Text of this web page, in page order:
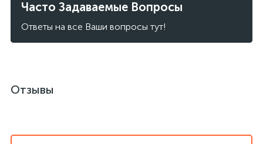
Часто Задаваемые Вопросы
Ответы на все Ваши вопросы тут!
Отзывы